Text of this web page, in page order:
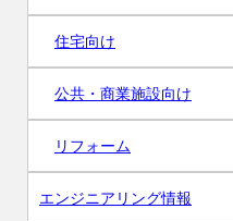
住宅向け
公共・商業施設向け
リフォーム
エンジニアリング情報